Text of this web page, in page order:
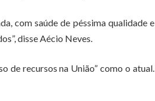
com saúde de péssima qualidade e
disse Aécio Neves.
de recursos na União” como o atual.